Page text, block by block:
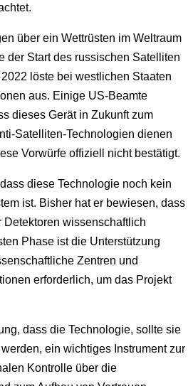
über ein Wettrüsten im Weltraum
der Start des russischen Satelliten
2022 löste bei westlichen Staaten
aus. Einige US-Beamte
dieses Gerät in Zukunft zum
Satelliten-Technologien dienen
Vorwürfe offiziell nicht bestätigt.
diese Technologie noch kein
ist. Bisher hat er bewiesen, dass
wissenschaftlich
Phase ist die Unterstützung
Zentren und
erforderlich, um das Projekt
dass die Technologie, sollte sie
ein wichtiges Instrument zur
Kontrolle über die